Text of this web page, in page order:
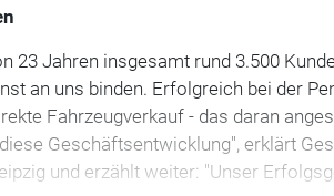
23 Jahren insgesamt rund 3.500
an uns binden. Erfolgreich bei der
Fahrzeugverkauf - das daran
Geschäftsentwicklung", erklärt
und erzählt weiter: "Unser